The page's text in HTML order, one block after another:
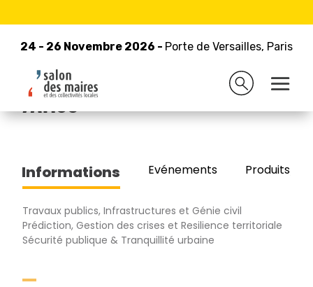
24 - 26 Novembre 2026 - Porte de Versailles, Paris
24 - 26 Novembre 2026 - Porte de Versailles, Paris
Retour à la liste des exposants
LA BARRIERE AUTOMATIQUE
/AMCO
Informations Evénements Produits/
Travaux publics, Infrastructures et Génie civil
Prédiction, Gestion des crises et Resilience territoriale
Sécurité publique & Tranquillité urbaine